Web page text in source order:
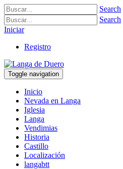
Search
Search
Iniciar
Registro
Toggle navigation
Inicio
Nevada en Langa
Iglesia
Langa
Vendimias
Historia
Castillo
Localización
langabtt